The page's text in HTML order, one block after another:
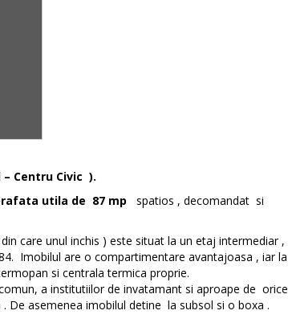
– Centru Civic ).
utila de 87 mp
spatios , decomandat si
care unul inchis ) este situat la un etaj intermediar ,
Imobilul are o compartimentare avantajoasa , iar la
si centrala termica proprie.
a institutiilor de invatamant si aproape de orice
De asemenea imobilul detine la subsol si o boxa .